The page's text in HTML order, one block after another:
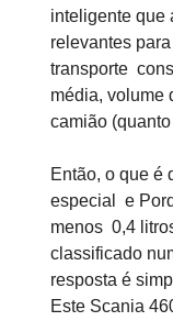
inteligente que
relevantes
transporte
média, volume
camião
Então, o que é
especial e
menos 0,4
classificado
resposta é
Este Scania